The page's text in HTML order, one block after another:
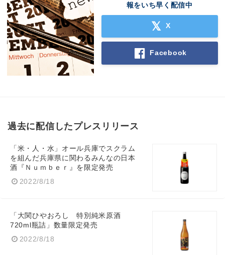
報をいち早く配信中
X
Facebook
過去に配信したプレスリリース
「米・人・水」オール兵庫でスクラム
を組んだ兵庫県に関わるみんなの日本
酒『Ｎｕｍｂｅｒ』を限定発売
2022/8/18
「大関ひやおろし 特別純米原酒
720ml瓶詰」数量限定発売
2022/8/18